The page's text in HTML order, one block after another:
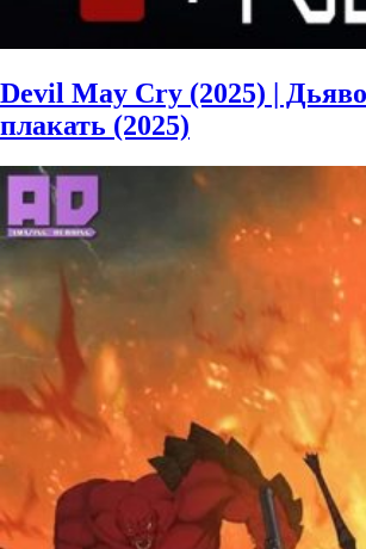
Devil May Cry (2025) |
плакать (2025)